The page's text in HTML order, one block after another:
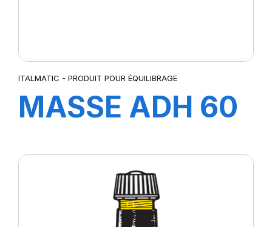
ITALMATIC - PRODUIT POUR ÉQUILIBRAGE
MASSE ADH 60